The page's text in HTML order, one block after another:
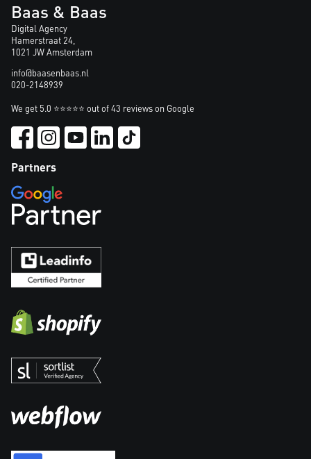
Baas & Baas
Digital Agency
Hamerstraat 24,
1021 JW Amsterdam
info@baasenbaas.nl
020-2148939
We get 5.0 ⭐⭐⭐⭐⭐ out of 43 reviews on Google
Partners